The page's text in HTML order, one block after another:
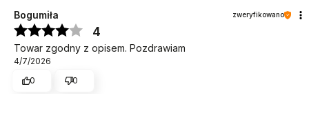
Bogumiła zweryfikowano
4
Towar zgodny z opisem. Pozdrawiam
4/7/2026
0
0